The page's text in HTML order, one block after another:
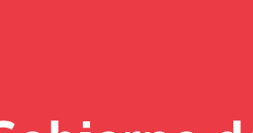
de la República, Sebastián Piñera,
en su cargo a la
por un periodo de 3 años.